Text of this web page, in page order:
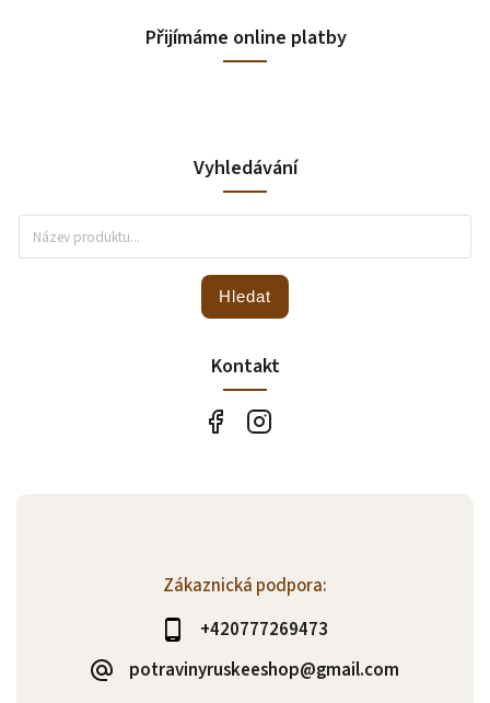
Zákaznická podpora:
+420777269473
potravinyruskeeshop@gmail.com
Přijímáme online platby
Vyhledávání
Hledat
Kontakt